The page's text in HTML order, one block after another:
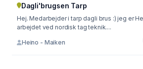
Dagli'brugsen Tarp
Hej. Medarbejder i tarp dagli brus :) jeg er
arbejdet ved nordisk tag teknik....
Heino - Maiken